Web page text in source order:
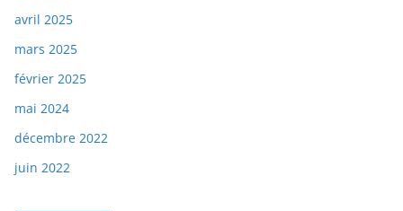
avril 2025
mars 2025
février 2025
mai 2024
décembre 2022
juin 2022